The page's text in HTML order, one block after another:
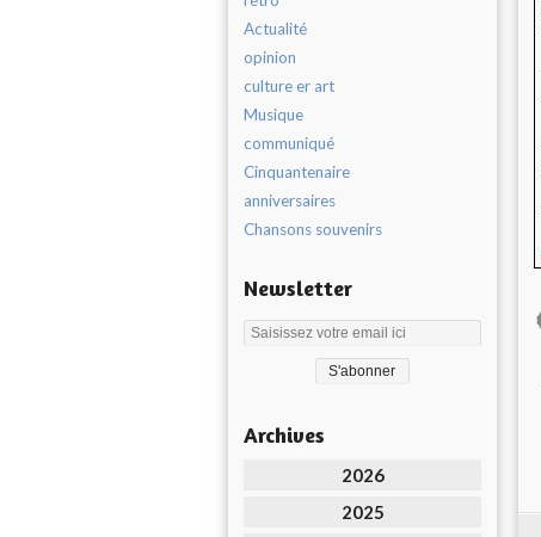
Actualité
opinion
culture er art
Musique
communiqué
Cinquantenaire
anniversaires
Chansons souvenirs
Newsletter
Archives
2026
2025